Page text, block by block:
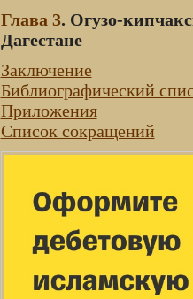
Глава 3. Огузо-
Дагестане
Заключение
Библиографический
Приложения
Список сокращений